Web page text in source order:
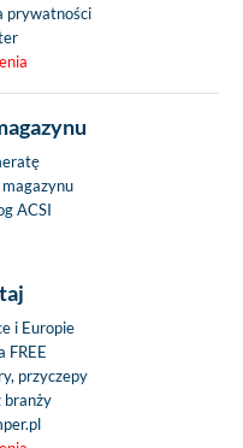
prywatności
ACSI
i Europie
FREE
przyczepy
branży